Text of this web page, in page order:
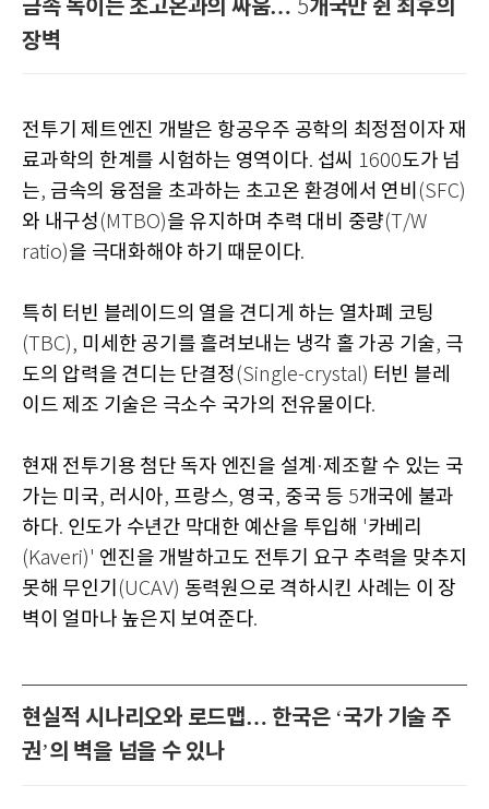
금속 녹이는 초고온과의 싸움… 5개국만 쥔 최후의
장벽
전투기 제트엔진 개발은 항공우주 공학의 최정점이자 재
료과학의 한계를 시험하는 영역이다. 섭씨 1600도가 넘
는, 금속의 융점을 초과하는 초고온 환경에서 연비 (SFC)
와 내구성 (MTBO)을 유지하며 추력 대비 중량(T/W
ratio)을 극대화해야 하기 때문이다.
특히 터빈 블레이드의 열을 견디게 하는 열차폐 코팅
(TBC), 미세한 공기를 흘려보내는 냉각 홀 가공 기술, 극
도의 압력을 견디는 단결정 (Single-crystal) 터빈 블레
이드 제조 기술은 극소수 국가의 전유물이다.
현재 전투기용 첨단 독자 엔진을 설계 ·제조할 수 있는 국
가는 미국, 러시아, 프랑스, 영국, 중국 등 5개국에 불과
하다. 인도가 수년간 막대한 예산을 투입해 '카베리
(Kaveri)' 엔진을 개발하고도 전투기 요구 추력을 맞추지
못해 무인기 (UCAV) 동력원으로 격하시킨 사례는 이 장
벽이 얼마나 높은지 보여준다.
현실적 시나리오와 로드맵… 한국은 ‘국가 기술 주
권’의 벽을 넘을 수 있나